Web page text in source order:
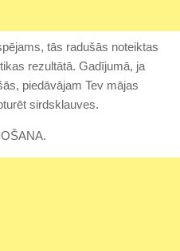
tās radušās noteiktas
rezultātā. Gadījumā, ja
piedāvājam Tev mājas
sirdsklauves.